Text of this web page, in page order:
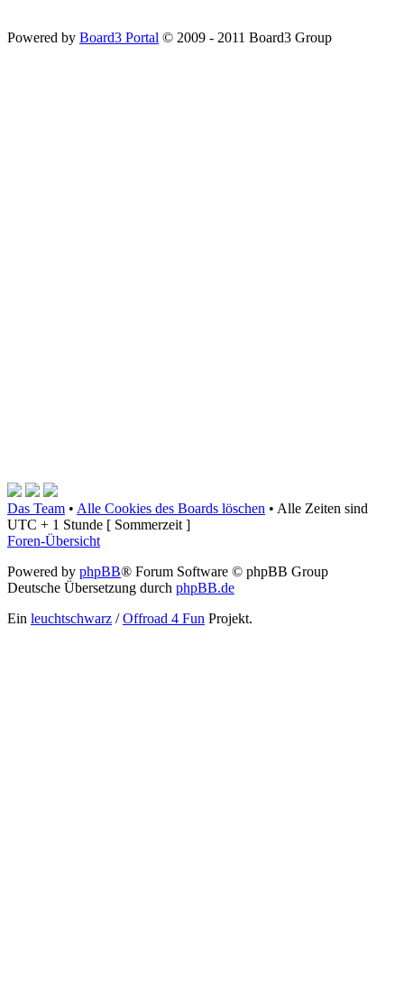
Powered by Board3 Portal © 2009 - 2011 Board3 Group
Das Team • Alle Cookies des Boards löschen • Alle Zeiten sind
UTC + 1 Stunde [ Sommerzeit ]
Foren-Übersicht
Powered by phpBB® Forum Software © phpBB Group
Deutsche Übersetzung durch phpBB.de
Ein leuchtschwarz /Offroad 4 Fun Projekt.